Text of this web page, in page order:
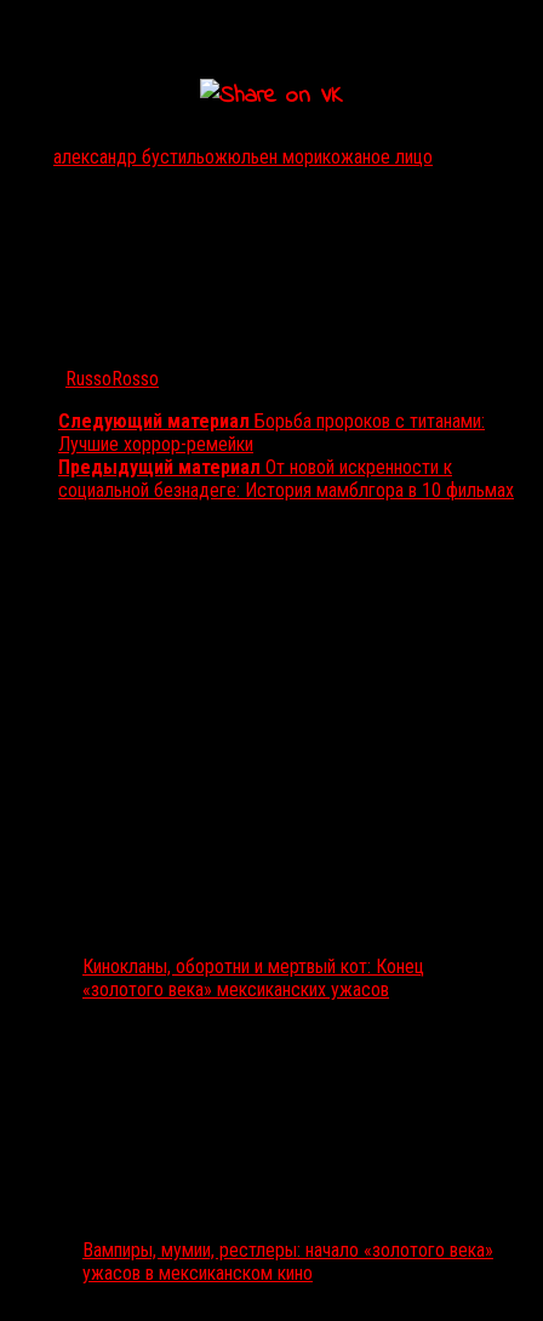
александр бустильожюльен морикожаное лицо
RussoRosso
Следующий материал Борьба пророков с титанами:
Лучшие хоррор-ремейки
Предыдущий материал От новой искренности к
социальной безнадеге: История мамблгора в 10 фильмах
Кинокланы, оборотни и мертвый кот: Конец
«золотого века» мексиканских ужасов
Вампиры, мумии, рестлеры: начало «золотого века»
ужасов в мексиканском кино